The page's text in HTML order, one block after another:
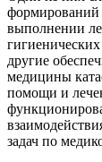
формирований
выполнении
другие
медицины
помощи и
задач по